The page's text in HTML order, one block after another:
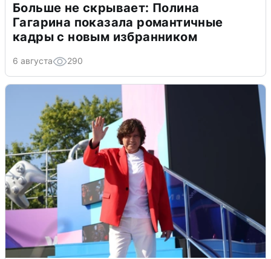
Больше не скрывает: Полина
Гагарина показала романтичные
кадры с новым избранником
6 августа 290